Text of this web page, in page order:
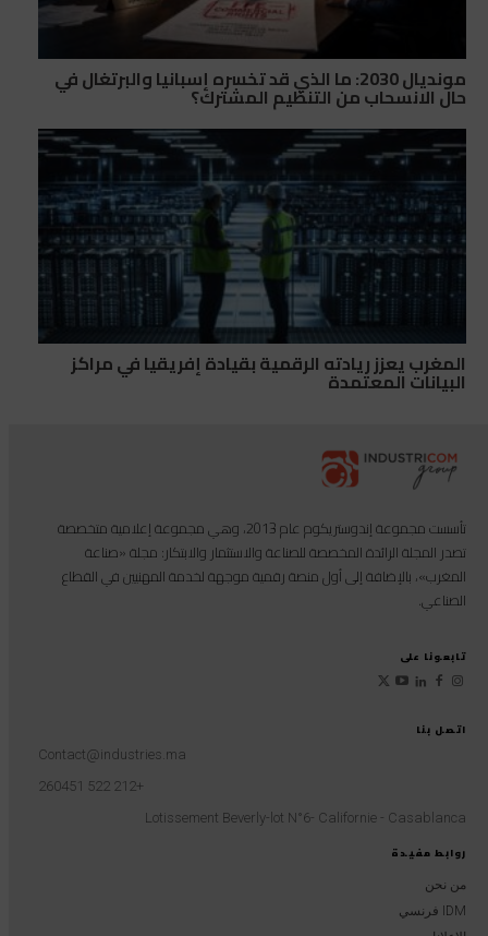
مونديال 2030: ما الذي قد تخسره إسبانيا والبرتغال في
حال الانسحاب من التنظيم المشترك؟
المغرب يعزز ريادته الرقمية بقيادة إفريقيا في مراكز
البيانات المعتمدة
روابط مفيدة
من نحن
IDM فرنسي
اتصل بنا
Contact@industries.ma
+212 522 260451
Lotissement Beverly-lot N°6- Californie - Casablanca
تأسست مجموعة إندوستريكوم عام 2013، وهي مجموعة إعلامية متخصصة
تصدر المجلة الرائدة المخصصة للصناعة والاستثمار والابتكار: مجلة «صناعة
المغرب»، بالإضافة إلى أول منصة رقمية موجهة لخدمة المهنيين في القطاع
الصناعي.
تابعونا على